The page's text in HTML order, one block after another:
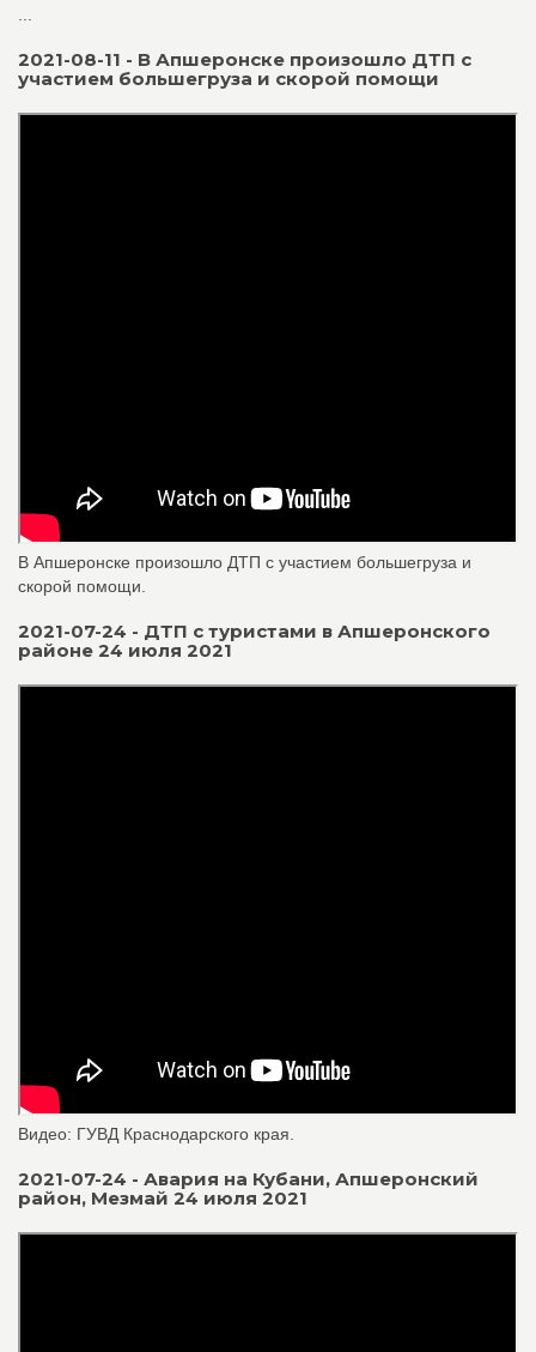
2021-08-11 - В Апшеронске произошло ДТП с
участием большегруза и скорой помощи
В Апшеронске произошло ДТП с участием большегруза и
скорой помощи.
2021-07-24 - ДТП с туристами в Апшеронского
районе 24 июля 2021
Видео: ГУВД Краснодарского края.
2021-07-24 - Авария на Кубани, Апшеронский
район, Мезмай 24 июля 2021